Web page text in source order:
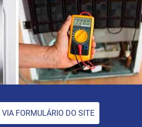
VIA FORMULÁRIO DO SITE